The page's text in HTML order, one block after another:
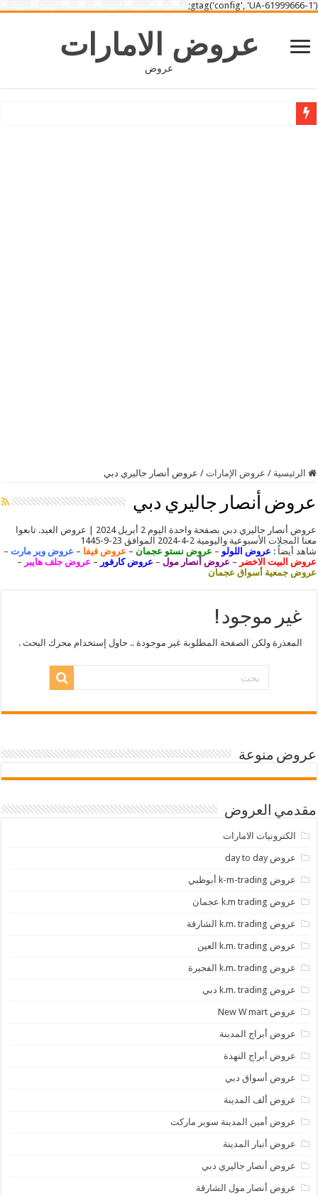
gtag('config', 'UA-61999666-1');
عروض الامارات
عروض
الرئيسية / عروض الإمارات / عروض أنصار جاليري دبي
عروض أنصار جاليري دبي
عروض أنصار جاليري دبي بصفحة واحدة اليوم 2 أبريل 2024 | عروض العيد. تابعوا
معنا المجلات الأسبوعية واليومية 2-4-2024 الموافق 23-9-1445
شاهد أيضاً : عروض اللولو – عروض نستو عجمان – عروض فيفا – عروض وير مارت –
عروض البيت الاخضر – عروض أنصار مول – عروض كارفور – عروض جلف هايبر –
عروض جمعية أسواق عجمان
غير موجود !
المعذرة ولكن الصفحة المطلوبة غير موجودة .. حاول إستخدام محرك البحث .
عروض منوعة
مقدمي العروض
الكترونيات الامارات
عروض day to day
عروض k-m-trading أبوظبي
عروض k.m trading عجمان
عروض k.m. trading الشارقة
عروض k.m. trading العين
عروض k.m. trading الفجيرة
عروض k.m. trading دبي
عروض New W mart
عروض أبراج المدينة
عروض أبراج النهدة
عروض أسواق دبي
عروض ألف المدينة
عروض أمين المدينة سوبر ماركت
عروض أنبار المدينة
عروض أنصار جاليري دبي
عروض أنصار مول الشارقة